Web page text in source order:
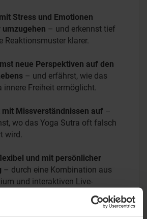
Stress und Emotionen
umzugehen – und erkennst tief
Reaktionsmuster klarer.
neue Perspektiven auf den
– und erfährst, wie das
innere Freiheit ermöglicht.
mit Missverständnissen auf–
wo das Yoga Sutra oft falsch
wird.
und mit persönlicher
– durch eine Kombination aus
und interaktiven Live-